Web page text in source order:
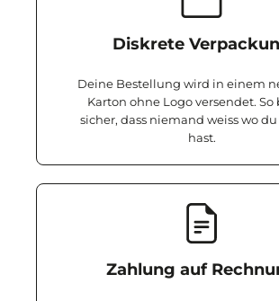
Diskrete
Deine Bestellung wird in einem
Karton ohne Logo versendet. So
sicher, dass niemand weiss wo
hast.
Zahlung auf